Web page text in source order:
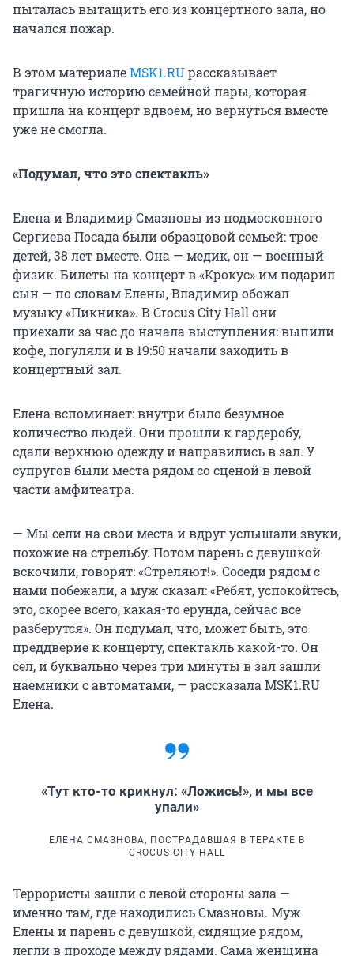
пыталась вытащить его из концертного зала, но
начался пожар.
В этом материалеMSK1.RUрассказывает
трагичную историю семейной пары, которая
пришла на концерт вдвоем, но вернуться вместе
уже не смогла.
«Подумал, что это спектакль»
Елена и Владимир Смазновы из подмосковного
Сергиева Посада были образцовой семьей: трое
детей, 38 лет вместе. Она — медик, он — военный
физик. Билеты на концерт в «Крокус» им подарил
сын — по словам Елены, Владимир обожал
музыку «Пикника». В Crocus City Hall они
приехали за час до начала выступления: выпили
кофе, погуляли и в 19:50 начали заходить в
концертный зал.
Елена вспоминает: внутри было безумное
количество людей. Они прошли к гардеробу,
сдали верхнюю одежду и направились в зал. У
супругов были места рядом со сценой в левой
части амфитеатра.
— Мы сели на свои места и вдруг услышали звуки,
похожие на стрельбу. Потом парень с девушкой
вскочили, говорят: «Стреляют!». Соседи рядом с
нами побежали, а муж сказал: «Ребят, успокойтесь,
это, скорее всего, какая-то ерунда, сейчас все
разберутся». Он подумал, что, может быть, это
преддверие к концерту, спектакль какой-то. Он
сел, и буквально через три минуты в зал зашли
наемники с автоматами, — рассказала MSK1.RU
Елена.
«Тут кто-то крикнул: «Ложись!», и мы все
упали»
ЕЛЕНА СМАЗНОВА, ПОСТРАДАВШАЯ В ТЕРАКТЕ В
CROCUS CITY HALL
Террористы зашли с левой стороны зала —
именно там, где находились Смазновы. Муж
Елены и парень с девушкой, сидящие рядом,
легли в проходе между рядами. Сама женщина